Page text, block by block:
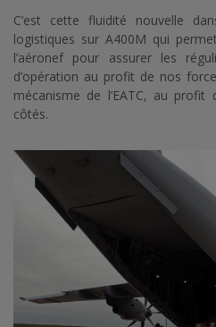
C’est cette fluidité nouvelle
logistiques sur A400M qui
l’aéronef pour assurer les
d’opération au profit de nos
mécanisme de l’EATC, au
côtés.